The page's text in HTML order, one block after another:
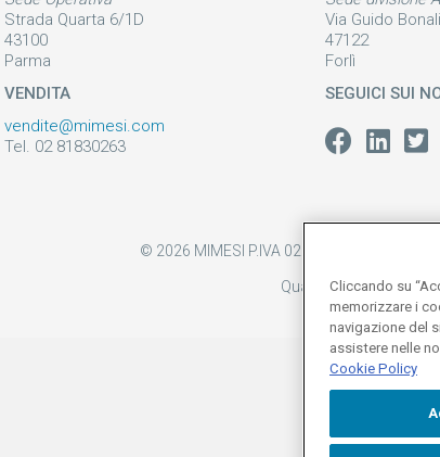
Strada Quarta 6/1D
43100
Parma
VENDITA
vendite@mimesi.com
Tel. 02 81830263
Via Guido
47122
Forlì
SEGUICI SUI
© 2026 MIMESI P.IVA 02161300344 |
Qualità | Parità di
Cliccando su
memorizzare i
navigazione del
assistere nelle
Cookie Policy